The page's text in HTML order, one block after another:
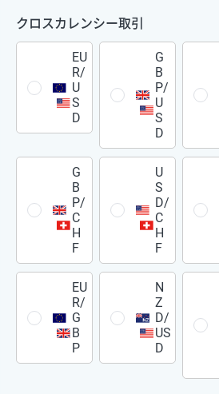
クロスカレンシー取引
EU
R/
U
S
D
G
B
P/
U
S
D
G
B
P/
C
H
F
U
S
D/
C
H
F
EU
R/
G
B
P
N
Z
D/
US
D